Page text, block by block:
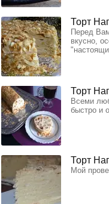
Торт
Перед
вкусно,
Торт
Всеми
быстро и
Торт
Мой